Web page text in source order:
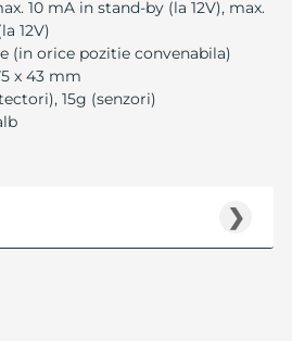
10 mA in stand-by (la 12V), max.
12V)
(in orice pozitie convenabila)
x 43 mm
15g (senzori)
❯